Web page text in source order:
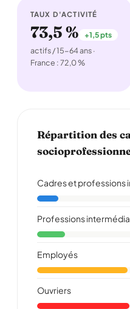
TAUX D'ACTIVITÉ
73,5 % +1,5 pts
actifs / 15-64 ans ·
France : 72,0 %
Répartition des
Cadres et professions
Professions
Employés
Ouvriers